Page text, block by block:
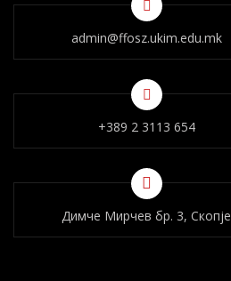
admin@ffosz.ukim.edu.mk
+389 2 3113 654
Димче Мирчев бр. 3, Скопје